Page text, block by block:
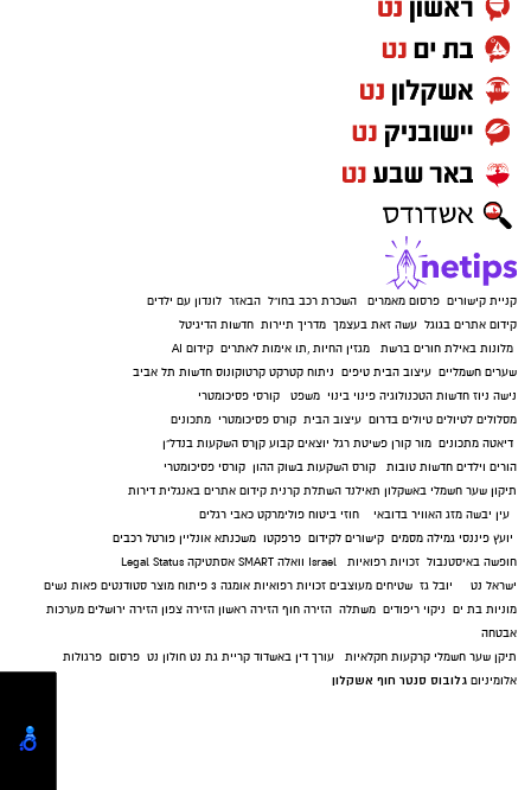
קניית קישורים פרסום מאמרים השכרת רכב בחו"ל הבאזר לונדון עם ילדים
קידום אתרים בגוגל עשה זאת בעצמך מדריך תיירות חדשות הדיגיטל
מלונות באילת חורים ברשת מגזין החיות ,תו אימות לאתרים קידום AI
שערים חשמליים עיצוב הבית טיפים ניתוח קטרקט קרטוקונוס חדשות תל אביב
נישה ניוז חדשות הטכנולוגיה פינוי בינוי משפט
קורסי פסיכומטרי
מסלולים לטיולים טיולים בדרום עיצוב הבית קורס פסיכומטרי מתכונים
דיאטה מתכונים מור קורן פשיטת רגל יוצאים קבוע קןרס השקעות בנדל"ן
הורים וילדים חדשות טובות קורס השקעות בשוק ההון קורסי פסיכומטרי
תיקון שער חשמלי באשקלון תאילנד השתלת קרנית קידום אתרים באנגלית דירות
עין יבשה מזג האוויר בדובאי חוזי ביטוח פולימרקט כאבי רגלים
יועץ פיננסי גמילה מסמים קישורים לקידום פרפקטו משכנתא אונליין פורטל רכבים
חופשה באיסטנבול זכויות רפואיות Israel וואלה SMART אסתטיקה Legal Status
ישראל נט
יובל גז שטיחים מעוצבים זכויות רפואיות אומגה 3 פיתוח מוצר סטודנטים פאות נשים
מוניות בת ים ניקוי ריפודים משתלה הזירה חוף הזירה ראשון הזירה צפון הזירה ירושלים מערכות
אבטחה
תיקן שער חשמלי קרקעות חקלאיות עורך דין באשדוד קריית גת נט חולון נט פרסום פרגולות
אלומיניום גלובוס סנטר חוף אשקלון